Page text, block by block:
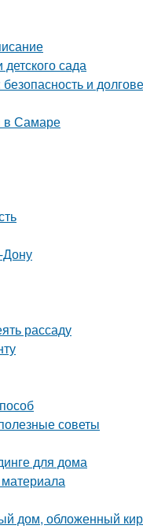
сада
и
в Самаре
Дону
рассаду
советы
для дома
материала
дом, обложенный